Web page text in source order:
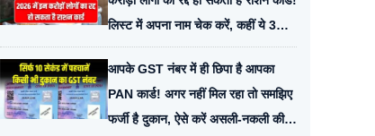
लिस्ट में अपना नाम चेक करें, कहीं ये 3
गलतियाँ तो नहीं की?
आपके GST नंबर में ही छिपा है आपका
PAN कार्ड! अगर नहीं मिल रहा तो समझिए
फर्जी है दुकान, ऐसे करें असली-नकली की